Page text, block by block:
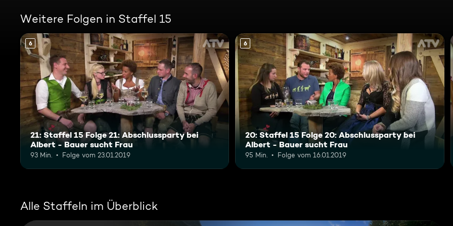
Weitere Folgen in Staffel 15
6
21: Staffel 15 Folge 21: Abschlussparty bei
Albert - Bauer sucht Frau
93 Min. Folge vom 23.01.2019
6
20: Staffel 15 Folge 20: Abschlussparty bei
Albert - Bauer sucht Frau
95 Min. Folge vom 16.01.2019
Alle Staffeln im Überblick